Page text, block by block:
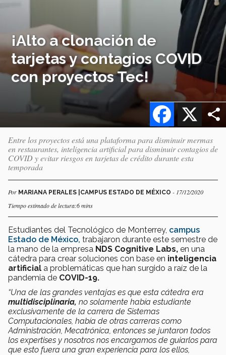
¡Alto a clonación de
tarjetas y contagios COVID
con proyectos Tec!
X
Facebook
Entre los proyectos está una plataforma para disminuir mermas
en restaurantes, inteligencia artificial para disminuir contagios de
COVID y evitar riesgos en tarjetas de crédito durante esta
temporada
Por MARIANA PERALES |CAMPUS ESTADO DE MÉXICO - 17/12/2020
Tiempo estimado de lectura:6 mins
Estudiantes del Tecnológico de Monterrey, campus
Estado de México, trabajaron durante este semestre de
la mano de la empresa NDS Cognitive Labs, en una
cátedra para crear soluciones con base en inteligencia
artificial a problemáticas que han surgido a raíz de la
pandemia de COVID-19.
“Una de las grandes ventajas es que esta cátedra era
multidisciplinaria, no solamente había estudiante
exclusivamente de la carrera de Sistemas
Computacionales, había de otras carreras como
Administración, Mecatrónica, entonces se juntaron todos
los expertises y nosotros nos encargamos de guiarlos para
que esto fuera una gran experiencia para los ellos,